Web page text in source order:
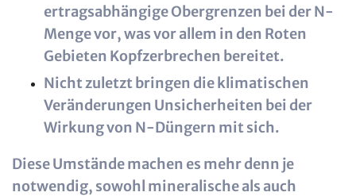
ertragsabhängige Obergrenzen bei der N-
Menge vor, was vor allem in den Roten
Gebieten Kopfzerbrechen bereitet.
Nicht zuletzt bringen die klimatischen
Veränderungen Unsicherheiten bei der
Wirkung von N-Düngern mit sich.
Diese Umstände machen es mehr denn je
notwendig, sowohl mineralische als auch